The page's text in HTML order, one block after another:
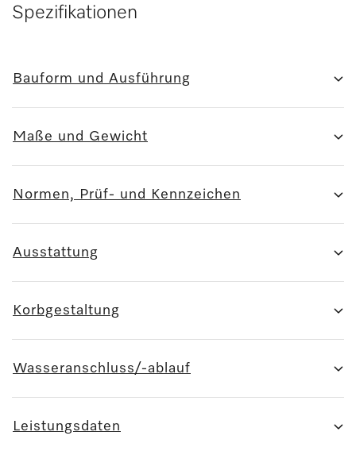
Spezifikationen
Bauform und Ausführung
Maße und Gewicht
Normen, Prüf- und Kennzeichen
Ausstattung
Korbgestaltung
Wasseranschluss/-ablauf
Leistungsdaten